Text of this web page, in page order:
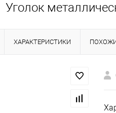
Уголок
ХАРАКТЕРИСТИКИ